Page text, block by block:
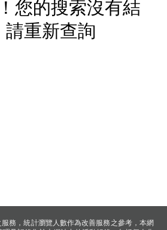
您的搜索沒有結
請重新查詢
務，統計瀏覽人數作為改善服務之參考，本網